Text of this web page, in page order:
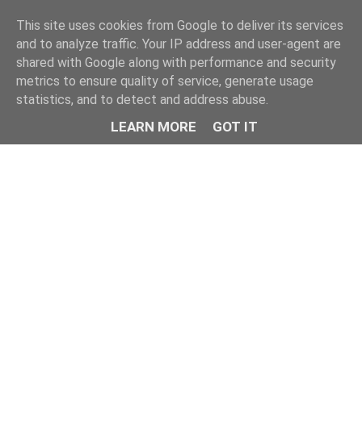
This site uses cookies from Google to deliver its services
and to analyze traffic. Your IP address and user-agent are
shared with Google along with performance and security
metrics to ensure quality of service, generate usage
statistics, and to detect and address abuse.
LEARN MORE GOT IT